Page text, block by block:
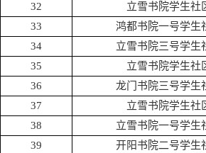
32
立雪书院学生社
33
鸿都书院一号学生
34
立雪书院三号学生
35
立雪书院学生社
36
龙门书院三号学生
37
立雪书院学生社
38
立雪书院一号学生
39
开阳书院二号学生